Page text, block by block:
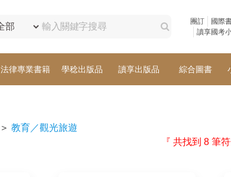
團訂 國際
讀享國考
法律專業書籍 學稔出版品 讀享出版品 綜合圖書
＞ 教育／觀光旅遊
『 共找到 8 筆